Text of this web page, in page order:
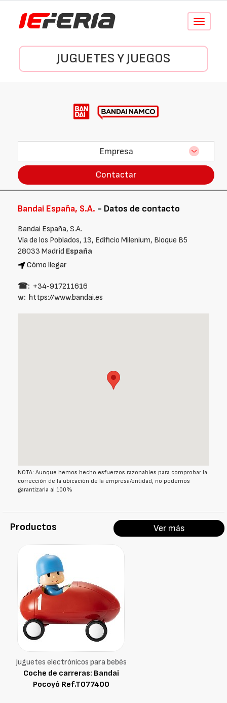
Conmutar
JUGUETES Y JUEGOS
Empresa
Contactar
Bandai España, S.A. - Datos de contacto
Bandai España, S.A.
Vía de los Poblados, 13, Edificio Milenium, Bloque B5
28033 Madrid España
Cómo llegar
☎: +34‑917211616
w: https://www.bandai.es
NOTA: Aunque hemos hecho esfuerzos razonables para comprobar la
corrección de la ubicación de la empresa/entidad, no podemos
garantizarla al 100%
Productos Ver más
Juguetes electrónicos para bebés
Coche de carreras: Bandai
Pocoyó Ref.TO77400